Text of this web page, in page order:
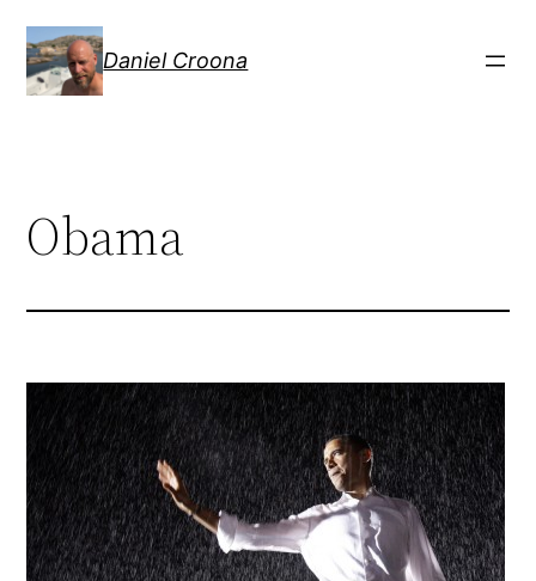
innehåll
Daniel Croona
Obama